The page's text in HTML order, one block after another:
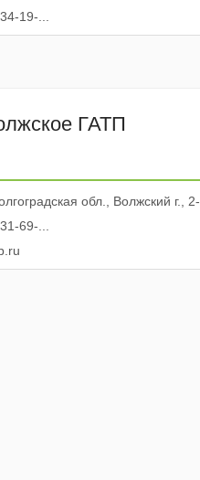
19-...
ГАТП
обл., Волжский г., 2-й Индустриальный пр-д, 6
69-...